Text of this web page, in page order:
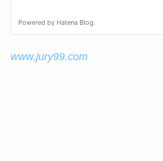
www.jury99.com